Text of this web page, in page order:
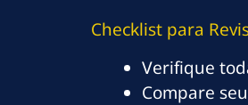
Checklist para
Verifique
Compare